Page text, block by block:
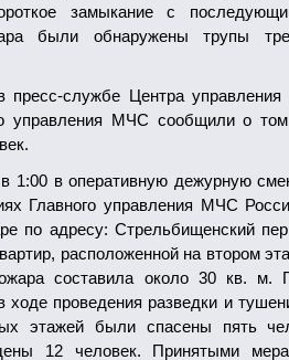
замыкание с
были обнаружены трупы
службе Центра управления
управления МЧС сообщили о
в 1:00 в оперативную дежурную
Главного управления МЧС
по адресу: Стрельбищенский
расположенной на втором
составила около 30 кв. м.
ходе проведения разведки и
этажей были спасены пять
12 человек. Принятыми